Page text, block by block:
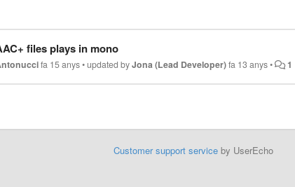
files plays in mono
fa 15 anys•updated byJona (Lead Developer)fa 13 anys• 1
Customer support serviceby UserEcho